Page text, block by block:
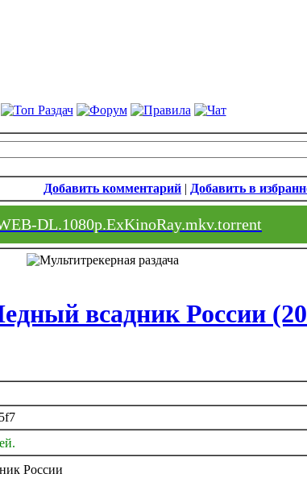
Добавить комментарий | Добавить в
DL.1080p.ExKinoRay.mkv.torrent
всадник России
России